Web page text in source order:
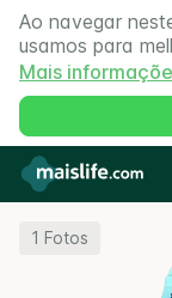
Ao navegar
usamos para
Mais
1 Fotos